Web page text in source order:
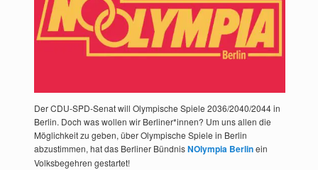
Der CDU-SPD-Senat will Olympische Spiele 2036/2040/2044 in
Berlin. Doch was wollen wir Berliner*innen? Um uns allen die
Möglichkeit zu geben, über Olympische Spiele in Berlin
abzustimmen, hat das Berliner BündnisNOlympia Berlinein
Volksbegehren gestartet!